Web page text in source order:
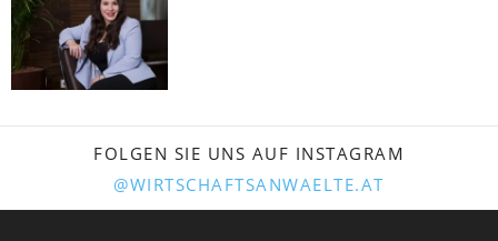
FOLGEN SIE UNS AUF INSTAGRAM
@WIRTSCHAFTSANWAELTE.AT